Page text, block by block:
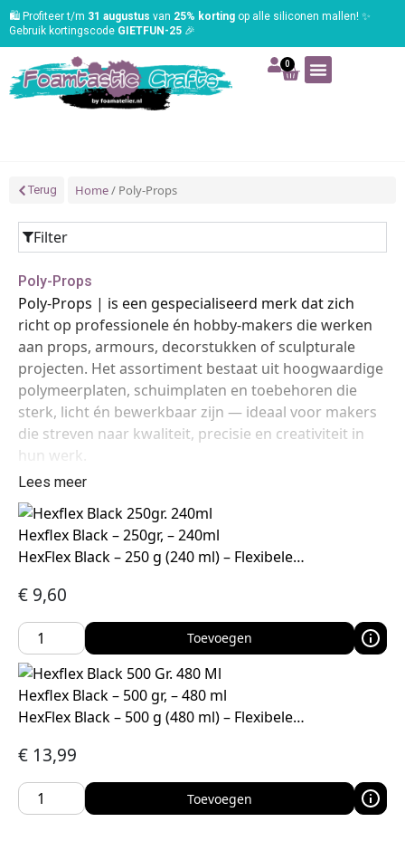
🛍️ Profiteer t/m 31 augustus van 25% korting op alle siliconen mallen! ✨
Gebruik kortingscode GIETFUN-25 🎉
0
Terug Home/ Poly-Props
Filter
Poly-Props
Poly-Props | is een gespecialiseerd merk dat zich
richt op professionele én hobby-makers die werken
aan props, armours, decorstukken of sculpturale
projecten. Het assortiment bestaat uit hoogwaardige
polymeerplaten, schuimplaten en toebehoren die
sterk, licht én bewerkbaar zijn — ideaal voor makers
die streven naar kwaliteit, precisie en creativiteit in
hun werk.
Lees meer
Hexflex Black – 250gr, – 240ml
HexFlex Black – 250 g (240 ml) – Flexibele…
€ 9,60
Toevoegen
Hexflex Black – 500 gr, – 480 ml
HexFlex Black – 500 g (480 ml) – Flexibele…
€ 13,99
Toevoegen